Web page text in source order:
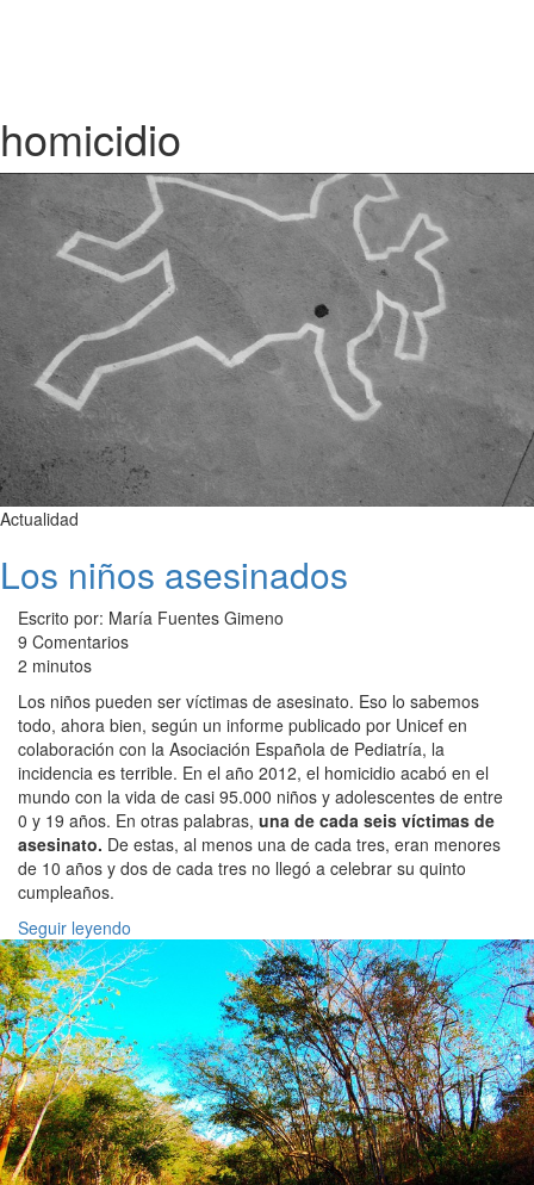
homicidio
Actualidad
Los niños asesinados
Escrito por: María Fuentes Gimeno
9 Comentarios
2 minutos
Los niños pueden ser víctimas de asesinato. Eso lo sabemos
todo, ahora bien, según un informe publicado por Unicef en
colaboración con la Asociación Española de Pediatría, la
incidencia es terrible. En el año 2012, el homicidio acabó en el
mundo con la vida de casi 95.000 niños y adolescentes de entre
0 y 19 años. En otras palabras, una de cada seis víctimas de
asesinato. De estas, al menos una de cada tres, eran menores
de 10 años y dos de cada tres no llegó a celebrar su quinto
cumpleaños.
Seguir leyendo